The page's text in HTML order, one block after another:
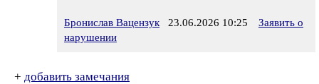
Бронислав Вацензук 23.06.2026 10:25
Заявить о
нарушении
+ добавить замечания